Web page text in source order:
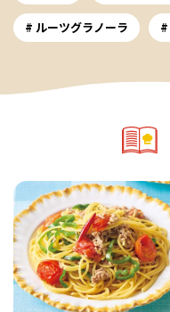
ルーツグラノーラ